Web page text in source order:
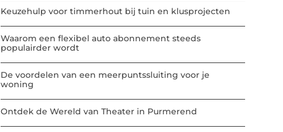
Keuzehulp voor timmerhout bij tuin en klusprojecten
Waarom een flexibel auto abonnement steeds
populairder wordt
De voordelen van een meerpuntssluiting voor je
woning
Ontdek de Wereld van Theater in Purmerend